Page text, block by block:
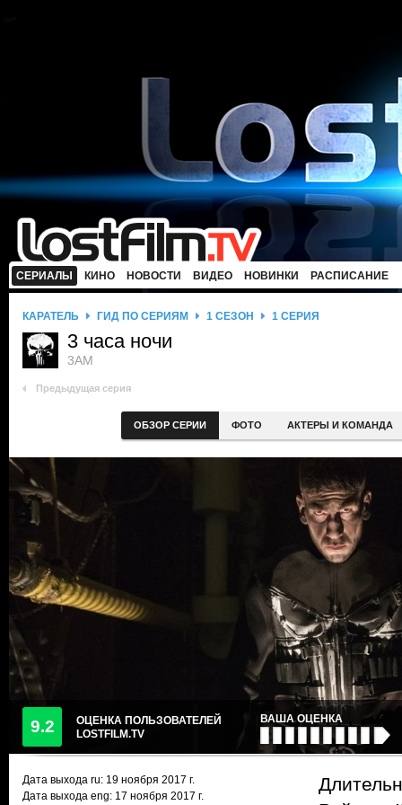
СЕРИАЛЫ КИНО НОВОСТИ ВИДЕО НОВИНКИ РАСПИСАНИЕ
КАРАТЕЛЬ ГИД ПО СЕРИЯМ 1 СЕЗОН 1 СЕРИЯ
3 часа ночи
3AM
Предыдущая серия
ОБЗОР СЕРИИ ФОТО АКТЕРЫ И КОМАНДА
9.2
ОЦЕНКА ПОЛЬЗОВАТЕЛЕЙ
LOSTFILM.TV
ВАША ОЦЕНКА
Дата выхода ru: 19 ноября 2017 г.
Дата выхода eng: 17 ноября 2017 г.